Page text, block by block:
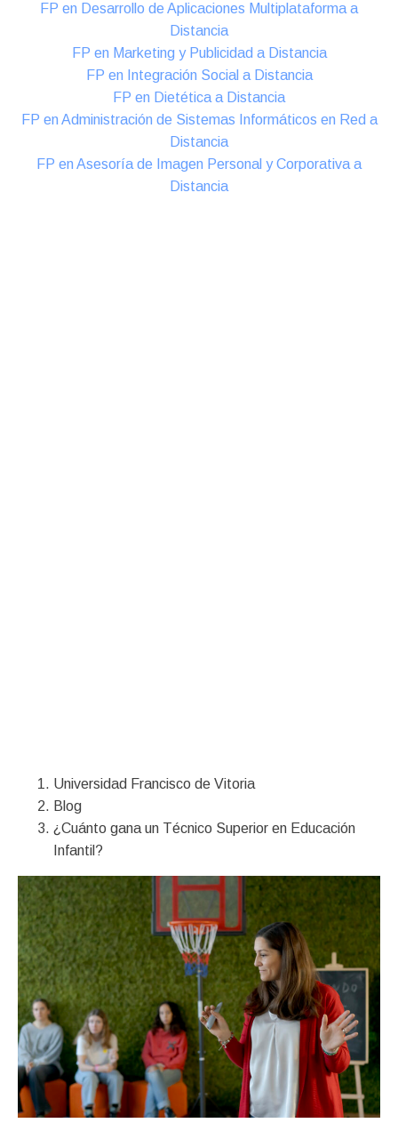
FP en Desarrollo de Aplicaciones Multiplataforma a
Distancia
FP en Marketing y Publicidad a Distancia
FP en Integración Social a Distancia
FP en Dietética a Distancia
FP en Administración de Sistemas Informáticos en Red a
Distancia
FP en Asesoría de Imagen Personal y Corporativa a
Distancia
Universidad Francisco de Vitoria
Blog
¿Cuánto gana un Técnico Superior en Educación
Infantil?